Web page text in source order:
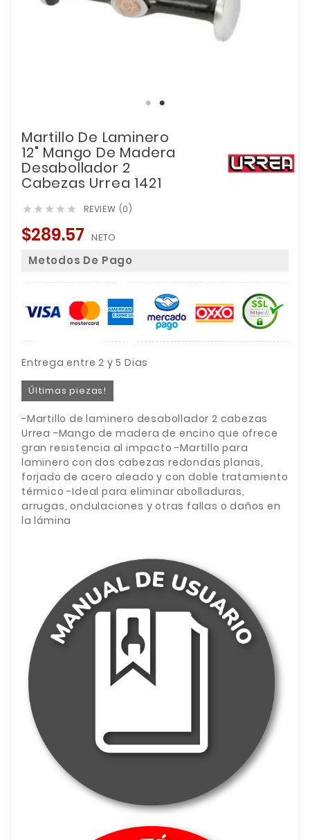
Martillo De Laminero
12" Mango De Madera
Desabollador 2
Cabezas Urrea 1421
     REVIEW (0)
$289.57 NETO
Metodos De Pago
Entrega entre 2 y 5 Dias
Últimas piezas!
-Martillo de laminero desabollador 2 cabezas
Urrea -Mango de madera de encino que ofrece
gran resistencia al impacto -Martillo para
laminero con dos cabezas redondas planas,
forjado de acero aleado y con doble tratamiento
térmico -Ideal para eliminar abolladuras,
arrugas, ondulaciones y otras fallas o daños en
la lámina